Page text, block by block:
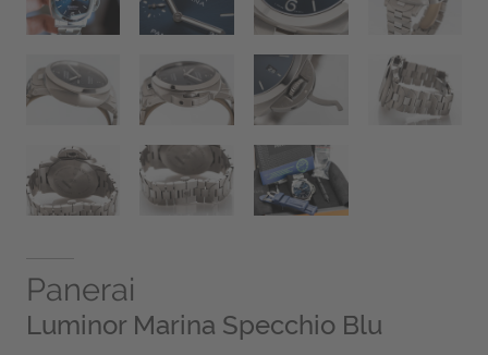
Panerai
Luminor Marina Specchio Blu